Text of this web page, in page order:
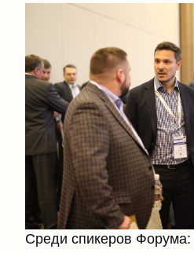
Среди спикеров Форума: